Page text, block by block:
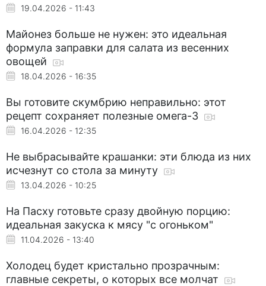
19.04.2026 - 11:43
Майонез больше не нужен: это идеальная
формула заправки для салата из весенних
овощей
18.04.2026 - 16:35
Вы готовите скумбрию неправильно: этот
рецепт сохраняет полезные омега-3
16.04.2026 - 12:35
Не выбрасывайте крашанки: эти блюда из них
исчезнут со стола за минуту
13.04.2026 - 10:25
На Пасху готовьте сразу двойную порцию:
идеальная закуска к мясу "с огоньком"
11.04.2026 - 13:40
Холодец будет кристально прозрачным:
главные секреты, о которых все молчат